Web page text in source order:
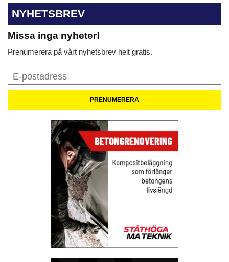
NYHETSBREV
Missa inga nyheter!
Prenumerera på vårt nyhetsbrev helt gratis.